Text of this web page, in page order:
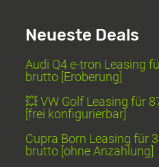
Neueste Deals
Audi Q4 e-tron Leasing
brutto [Eroberung]
💥 VW Golf Leasing für
[frei konfigurierbar]
Cupra Born Leasing für
brutto [ohne Anzahlung]